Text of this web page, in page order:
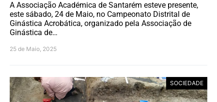
A Associação Académica de Santarém esteve presente,
este sábado, 24 de Maio, no Campeonato Distrital de
Ginástica Acrobática, organizado pela Associação de
Ginástica de…
25 de Maio, 2025
SOCIEDADE